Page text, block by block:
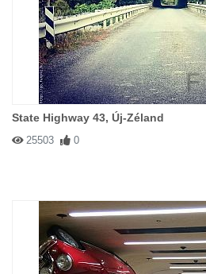
State Highway 43, Új-Zéland
25503 0